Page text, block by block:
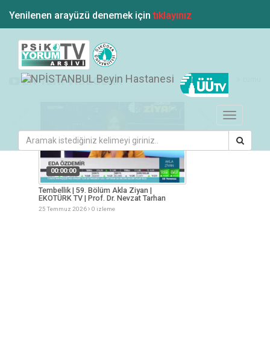
Yenilenen arayüzü denemek içintıklayınız
Toggle
navigation
EN YENİ VİDEOLAR
00:00:00
Tembellik | 59. Bölüm Akla Ziyan |
EKOTÜRK TV | Prof. Dr. Nevzat Tarhan
25 Temmuz 2026 0 izleme